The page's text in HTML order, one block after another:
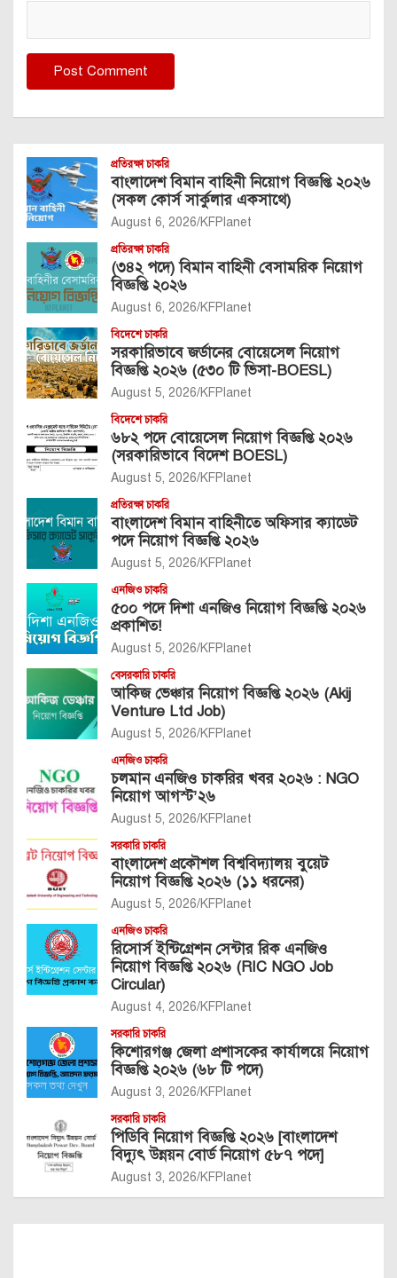
প্রতিরক্ষা চাকরি
বাংলাদেশ বিমান বাহিনী নিয়োগ বিজ্ঞপ্তি ২০২৬
(সকল কোর্স সার্কুলার একসাথে)
August 6, 2026 KFPlanet
প্রতিরক্ষা চাকরি
(৩৪২ পদে) বিমান বাহিনী বেসামরিক নিয়োগ
বিজ্ঞপ্তি ২০২৬
August 6, 2026 KFPlanet
বিদেশে চাকরি
সরকারিভাবে জর্ডানের বোয়েসেল নিয়োগ
বিজ্ঞপ্তি ২০২৬ (৫৩০ টি ভিসা-BOESL)
August 5, 2026 KFPlanet
বিদেশে চাকরি
৬৮২ পদে বোয়েসেল নিয়োগ বিজ্ঞপ্তি ২০২৬
(সরকারিভাবে বিদেশ BOESL)
August 5, 2026 KFPlanet
প্রতিরক্ষা চাকরি
বাংলাদেশ বিমান বাহিনীতে অফিসার ক্যাডেট
পদে নিয়োগ বিজ্ঞপ্তি ২০২৬
August 5, 2026 KFPlanet
এনজিও চাকরি
৫০০ পদে দিশা এনজিও নিয়োগ বিজ্ঞপ্তি ২০২৬
প্রকাশিত!
August 5, 2026 KFPlanet
বেসরকারি চাকরি
আকিজ ভেঞ্চার নিয়োগ বিজ্ঞপ্তি ২০২৬ (Akij
Venture Ltd Job)
August 5, 2026 KFPlanet
এনজিও চাকরি
চলমান এনজিও চাকরির খবর ২০২৬ : NGO
নিয়োগ আগস্ট’২৬
August 5, 2026 KFPlanet
সরকারি চাকরি
বাংলাদেশ প্রকৌশল বিশ্ববিদ্যালয় বুয়েট
নিয়োগ বিজ্ঞপ্তি ২০২৬ (১১ ধরনের)
August 5, 2026 KFPlanet
এনজিও চাকরি
রিসোর্স ইন্টিগ্রেশন সেন্টার রিক এনজিও
নিয়োগ বিজ্ঞপ্তি ২০২৬ (RIC NGO Job
Circular)
August 4, 2026 KFPlanet
সরকারি চাকরি
কিশোরগঞ্জ জেলা প্রশাসকের কার্যালয়ে নিয়োগ
বিজ্ঞপ্তি ২০২৬ (৬৮ টি পদে)
August 3, 2026 KFPlanet
সরকারি চাকরি
পিডিবি নিয়োগ বিজ্ঞপ্তি ২০২৬ [বাংলাদেশ
বিদ্যুৎ উন্নয়ন বোর্ড নিয়োগ ৫৮৭ পদে]
August 3, 2026 KFPlanet